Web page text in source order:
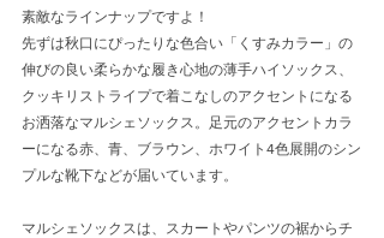
素敵なラインナップですよ！
先ずは秋口にぴったりな色合い「くすみカラー」の
伸びの良い柔らかな履き心地の薄手ハイソックス、
クッキリストライプで着こなしのアクセントになる
お洒落なマルシェソックス。足元のアクセントカラ
ーになる赤、青、ブラウン、ホワイト4色展開のシン
プルな靴下などが届いています。
マルシェソックスは、スカートやパンツの裾からチ